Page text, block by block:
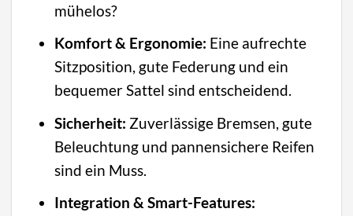
mühelos?
Komfort & Ergonomie: Eine aufrechte
Sitzposition, gute Federung und ein
bequemer Sattel sind entscheidend.
Sicherheit: Zuverlässige Bremsen, gute
Beleuchtung und pannensichere Reifen
sind ein Muss.
Integration & Smart-Features: